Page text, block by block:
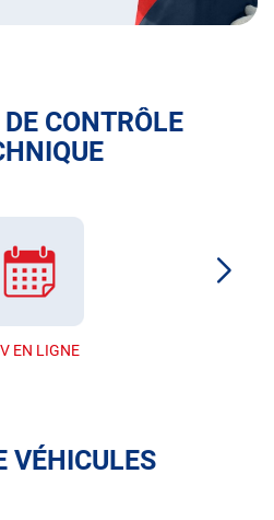
CONTRÔLE
EN LIGNE
VÉHICULES